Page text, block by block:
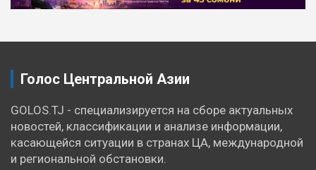
по
Голос Центральной Азии
GOLOS.TJ - специализируется на сборе актуальных
новостей, классификации и анализе информации,
касающейся ситуации в странах ЦА, международной
и региональной обстановки.